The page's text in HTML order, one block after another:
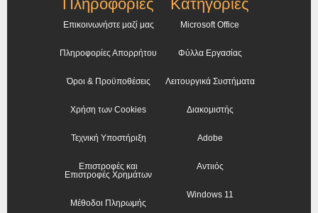
Πληροφορίες
Επικοινωνήστε μαζί μας
Πληροφορίες Απορρήτου
Όροι & Προϋποθέσεις
Χρήση των Cookies
Τεχνική Υποστήριξη
Επιστροφές και
Επιστροφές Χρημάτων
Μέθοδοι Πληρωμής
Κατηγορίες
Microsoft Office
Φύλλα Εργασίας
Λειτουργικά Συστήματα
Διακομιστής
Adobe
Αντιιός
Windows 11